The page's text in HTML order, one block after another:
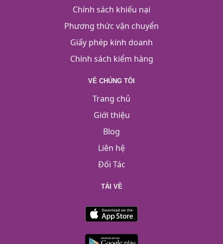
Chính sách khiếu nại
Phương thức vận chuyển
Giấy phép kinh doanh
Chính sách kiểm hàng
VỀ CHÚNG TÔI
Trang chủ
Giới thiệu
Blog
Liên hệ
Đối Tác
TẢI VỀ